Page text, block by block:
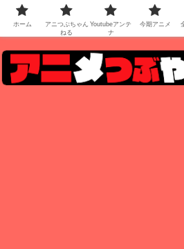
ホーム
アニつぶちゃん
ねる
Youtubeアンテ
ナ
今期アニメ